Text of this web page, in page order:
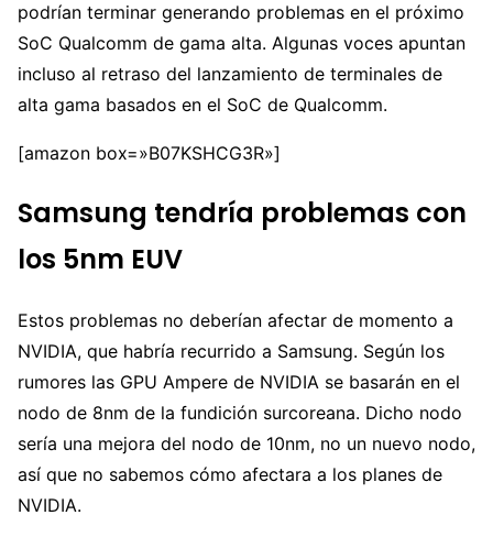
podrían terminar generando problemas en el próximo
SoC Qualcomm de gama alta. Algunas voces apuntan
incluso al retraso del lanzamiento de terminales de
alta gama basados en el SoC de Qualcomm.
[amazon box=»B07KSHCG3R»]
Samsung tendría problemas con
los 5nm EUV
Estos problemas no deberían afectar de momento a
NVIDIA, que habría recurrido a Samsung. Según los
rumores las GPU Ampere de NVIDIA se basarán en el
nodo de 8nm de la fundición surcoreana. Dicho nodo
sería una mejora del nodo de 10nm, no un nuevo nodo,
así que no sabemos cómo afectara a los planes de
NVIDIA.